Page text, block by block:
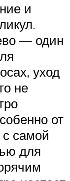
и
— один
уход
не
от
самой
для